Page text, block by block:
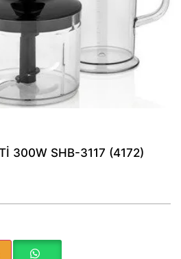
300W SHB-3117 (4172)